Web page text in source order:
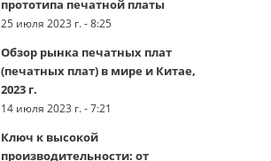
прототипа печатной платы
25 июля 2023 г. - 8:25
Обзор рынка печатных плат
(печатных плат) в мире и Китае,
2023 г.
14 июля 2023 г. - 7:21
Ключ к высокой
производительности: от